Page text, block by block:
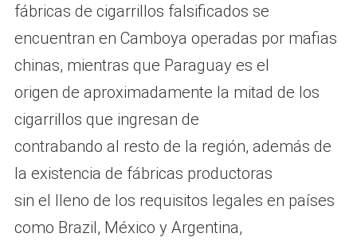
fábricas de cigarrillos falsificados se
encuentran en Camboya operadas por mafias
chinas, mientras que Paraguay es el
origen de aproximadamente la mitad de los
cigarrillos que ingresan de
contrabando al resto de la región, además de
la existencia de fábricas productoras
sin el lleno de los requisitos legales en países
como Brazil, México y Argentina,